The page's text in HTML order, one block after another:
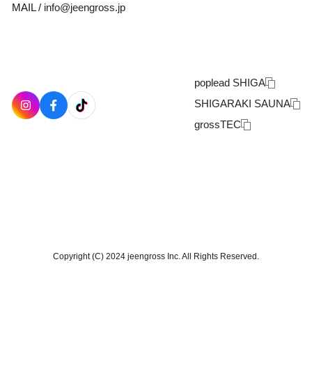
poplead SHIGA
SHIGARAKI SAUNA
grossTEC
MAIL / info@jeengross.jp
Copyright (C) 2024 jeengross Inc. All Rights Reserved.